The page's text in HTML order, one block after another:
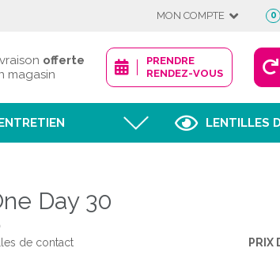
MON COMPTE
Déjà client ?
Afficher
0
offerte
magasin
PRENDRE
RENDEZ-VOUS
LENTILLES
Day 30
de contact PRIX